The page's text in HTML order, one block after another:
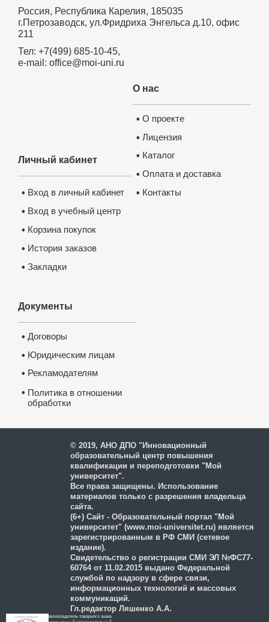
Россия, Республика Карелия, 185035
г.Петрозаводск, ул.Фридриха Энгельса д.10, офис
211
Тел: +7(499) 685-10-45,
e-mail: office@moi-uni.ru
О нас
• О проекте
• Лицензия
• Каталог
• Оплата и доставка
• Контакты
Личный кабинет
• Вход в личный кабинет
• Вход в учебный центр
• Корзина покупок
• История заказов
• Закладки
Документы
• Договоры
• Юридическим лицам
• Рекламодателям
• Политика в отношении
обработки
© 2019, АНО ДПО "Инновационный
образовательный центр повышения
квалификации и переподготовки "Мой
университет".
Все права защищены. Использование
материалов только с разрешения владельца
сайта.
(6+) Сайт - Образовательный портал "Мой
университет" (www.moi-universitet.ru) является
зарегистрированным в РФ СМИ (сетевое
издание).
Свидетельство о регистрации СМИ ЭЛ №ФС77-
60764 от 11.02.2015 выдано Федеральной
службой по надзору в сфере связи,
информационных технологий и массовых
коммуникаций.
Гл.редактор Ляшенко А.А.
Правообладатель товарного знака